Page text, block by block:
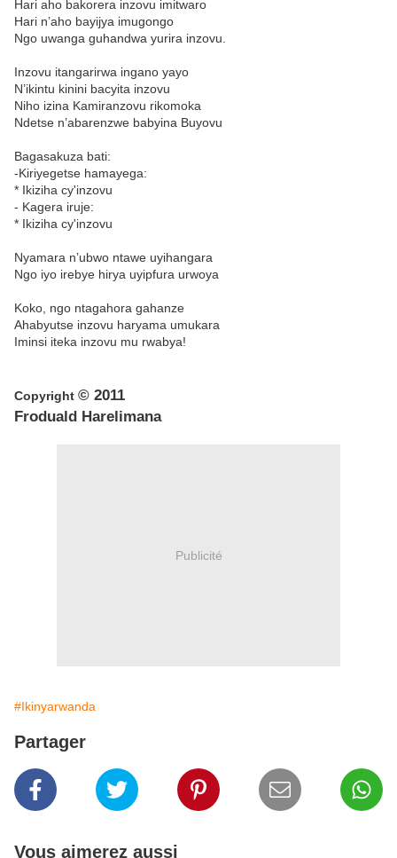
Hari aho bakorera inzovu imitwaro
Hari n’aho bayijya imugongo
Ngo uwanga guhandwa yurira inzovu.
Inzovu itangarirwa ingano yayo
N’ikintu kinini bacyita inzovu
Niho izina Kamiranzovu rikomoka
Ndetse n’abarenzwe babyina Buyovu
Bagasakuza bati:
-Kiriyegetse hamayega:
* Ikiziha cy'inzovu
- Kagera iruje:
* Ikiziha cy'inzovu
Nyamara n’ubwo ntawe uyihangara
Ngo iyo irebye hirya uyipfura urwoya
Koko, ngo ntagahora gahanze
Ahabyutse inzovu haryama umukara
Iminsi iteka inzovu mu rwabya!
Copyright © 2011
Froduald Harelimana
Publicité
#Ikinyarwanda
Partager
Vous aimerez aussi